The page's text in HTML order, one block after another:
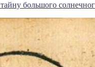
большого